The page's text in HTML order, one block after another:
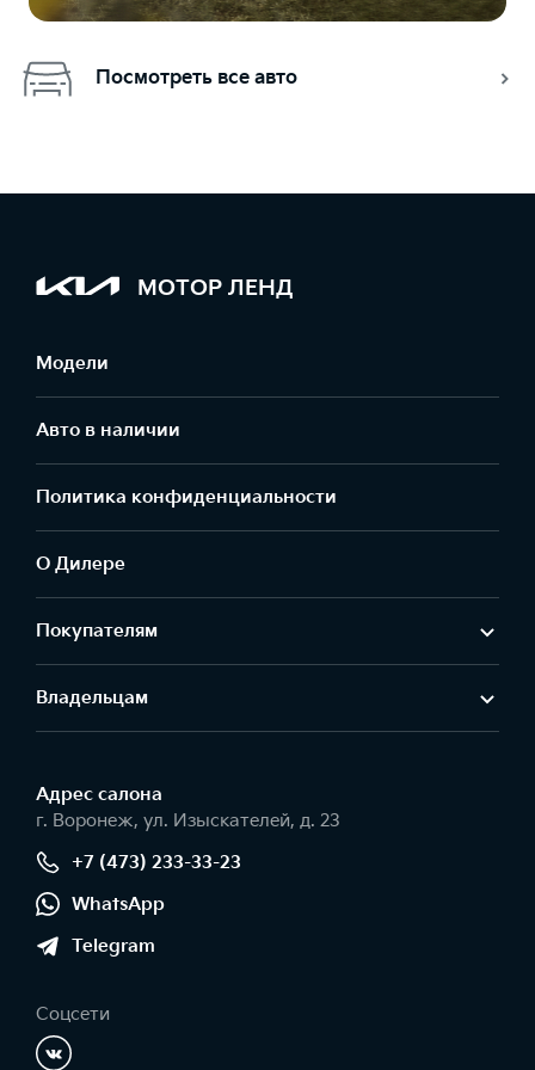
Посмотреть все авто
МОТОР ЛЕНД
Модели
Авто в наличии
Политика конфиденциальности
О Дилере
Покупателям
Владельцам
Адрес салонa
г. Воронеж, ул. Изыскателей, д. 23
+7 (473) 233-33-23
WhatsApp
Telegram
Соцсети